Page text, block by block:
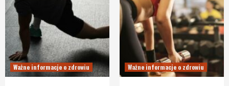
Ważne informacje o zdrowiu Ważne informacje o zdrowiu